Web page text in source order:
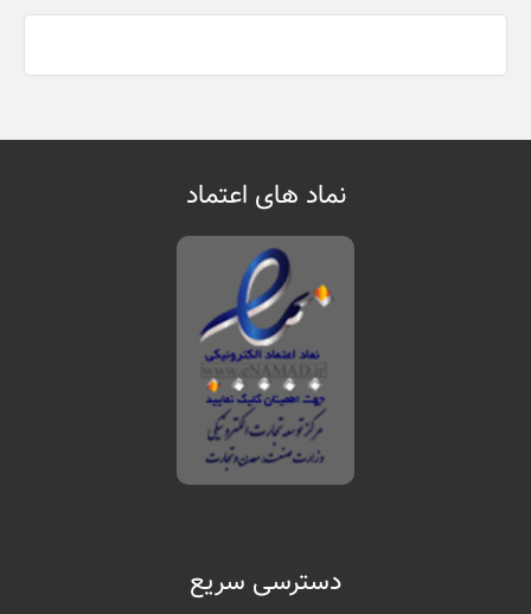
نماد های اعتماد
دسترسی سریع